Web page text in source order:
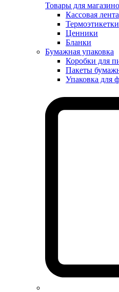
Товары для
Кассовая лента
Термоэтикетки
Ценники
Бланки
Бумажная упаковка
Коробки для
Пакеты
Упаковка для